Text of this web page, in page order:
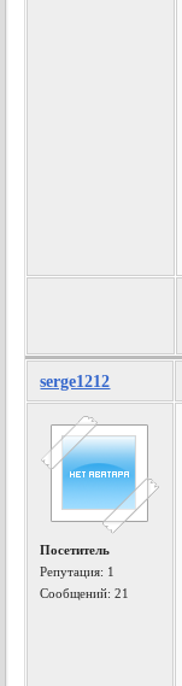
serge1212
Посетитель
Репутация: 1
Сообщений: 21